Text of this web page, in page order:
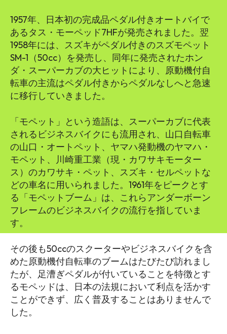
1957年、日本初の完成品ペダル付きオートバイで
あるタス・モーペッド7HFが発売されました。翌
1958年には、スズキがペダル付きのスズモペット
SM-1（50cc）を発売し、同年に発売されたホン
ダ・スーパーカブの大ヒットにより、原動機付自
転車の主流はペダル付きからペダルなしへと急速
に移行していきました。
「モペット」という造語は、スーパーカブに代表
されるビジネスバイクにも流用され、山口自転車
の山口・オートペット、ヤマハ発動機のヤマハ・
モペット、川崎重工業（現・カワサキモーター
ス）のカワサキ・ペット、スズキ・セルペットな
どの車名に用いられました。1961年をピークとす
る「モペットブーム」は、これらアンダーボーン
フレームのビジネスバイクの流行を指していま
す。
その後も50ccのスクーターやビジネスバイクを含
めた原動機付自転車のブームはたびたび訪れまし
たが、足漕ぎペダルが付いていることを特徴とす
るモペッドは、日本の法規において利点を活かす
ことができず、広く普及することはありませんで
した。